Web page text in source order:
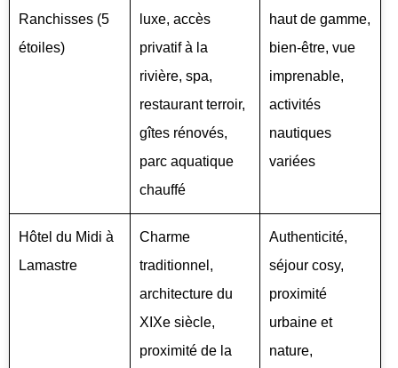
Ranchisses (5
étoiles)
luxe, accès
privatif à la
rivière, spa,
restaurant terroir,
gîtes rénovés,
parc aquatique
chauffé
haut de gamme,
bien-être, vue
imprenable,
activités
nautiques
variées
Hôtel du Midi à
Lamastre
Charme
traditionnel,
architecture du
XIXe siècle,
proximité de la
Authenticité,
séjour cosy,
proximité
urbaine et
nature,